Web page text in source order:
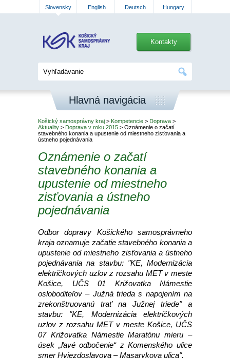
Slovensky English Deutsch Hungary
Kontakty
Hlavná navigácia
Košický samosprávny kraj > Kompetencie > Doprava >
Aktuality > Doprava v roku 2015 > Oznámenie o začatí
stavebného konania a upustenie od miestneho zisťovania a
ústneho pojednávania
Oznámenie o začatí
stavebného konania a
upustenie od miestneho
zisťovania a ústneho
pojednávania
Odbor dopravy Košického samosprávneho
kraja oznamuje začatie stavebného konania a
upustenie od miestneho zisťovania a ústneho
pojednávania na stavbu: "KE, Modernizácia
električkových uzlov z rozsahu MET v meste
Košice, UČS 01 Križovatka Námestie
osloboditeľov – Južná trieda s napojením na
zrekonštruovanú trať na Južnej triede" a
stavbu: "KE, Modernizácia električkových
uzlov z rozsahu MET v meste Košice, UČS
07 Križovatka Námestie Maratónu mieru –
úsek „ľavé odbočenie“ z Komenského ulice
smer Hviezdoslavova – Masarykova ulica".